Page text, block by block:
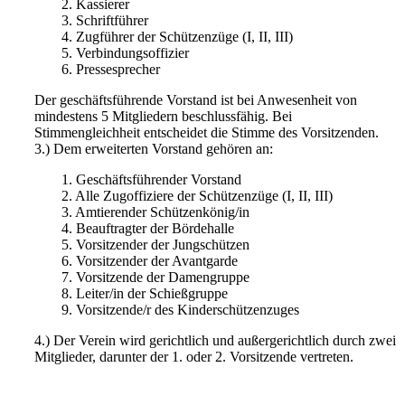
2. Kassierer
3. Schriftführer
4. Zugführer der Schützenzüge (I, II, III)
5. Verbindungsoffizier
6. Pressesprecher
Der geschäftsführende Vorstand ist bei Anwesenheit von
mindestens 5 Mitgliedern beschlussfähig. Bei
Stimmengleichheit entscheidet die Stimme des Vorsitzenden.
3.) Dem erweiterten Vorstand gehören an:
1. Geschäftsführender Vorstand
2. Alle Zugoffiziere der Schützenzüge (I, II, III)
3. Amtierender Schützenkönig/in
4. Beauftragter der Bördehalle
5. Vorsitzender der Jungschützen
6. Vorsitzender der Avantgarde
7. Vorsitzende der Damengruppe
8. Leiter/in der Schießgruppe
9. Vorsitzende/r des Kinderschützenzuges
4.) Der Verein wird gerichtlich und außergerichtlich durch zwei
Mitglieder, darunter der 1. oder 2. Vorsitzende vertreten.